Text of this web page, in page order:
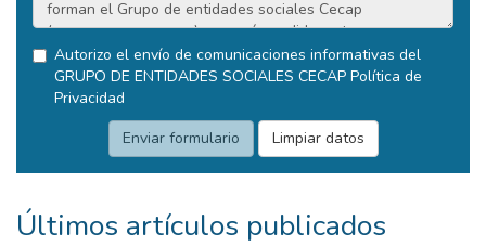
Autorizo el envío de comunicaciones informativas del
GRUPO DE ENTIDADES SOCIALES CECAP Política de
Privacidad
Últimos artículos publicados